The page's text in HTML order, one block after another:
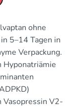
ohne
5–14 Tagen in
Verpackung.
Hyponatriämie
V2-